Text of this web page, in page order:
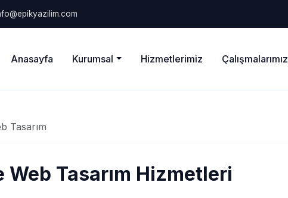
Anasayfa Kurumsal Hizmetlerimiz Çalışmalarımız
Tasarım
Web Tasarım Hizmetleri